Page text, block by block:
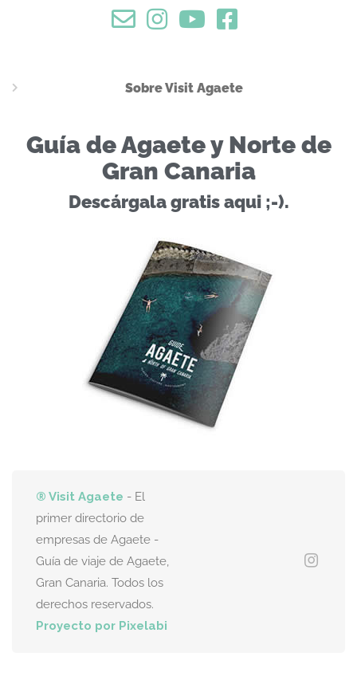
Sobre Visit Agaete
Guía de Agaete y Norte de
Gran Canaria
Descárgala gratis aqui ;-).
® Visit Agaete - El
primer directorio de
empresas de Agaete -
Guía de viaje de Agaete,
Gran Canaria. Todos los
derechos reservados.
Proyecto por Pixelabi